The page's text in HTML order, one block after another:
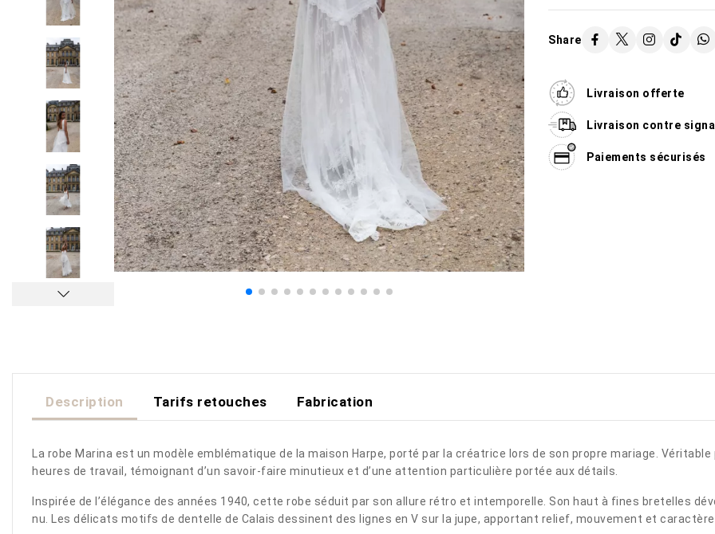
Share
Livraison offerte
Livraison contre
Paiements sécurisés
Description Tarifs retouches Fabrication
La robe Marina est un modèle emblématique de la maison Harpe, porté par la créatrice lors de son propre mariage.
heures de travail, témoignant d’un savoir-faire minutieux et d’une attention particulière portée aux détails.
Inspirée de l’élégance des années 1940, cette robe séduit par son allure rétro et intemporelle. Son haut à fines bretelles
nu. Les délicats motifs de dentelle de Calais dessinent des lignes en V sur la jupe, apportant relief, mouvement et